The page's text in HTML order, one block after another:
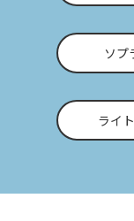
ソプ
ライ